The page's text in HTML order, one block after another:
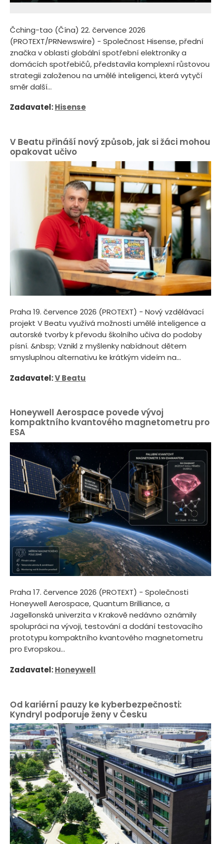
Čching-tao (Čína) 22. července 2026
(PROTEXT/PRNewswire) - Společnost Hisense, přední
značka v oblasti globální spotřební elektroniky a
domácích spotřebičů, představila komplexní růstovou
strategii založenou na umělé inteligenci, která vytyčí
směr další...
Zadavatel:Hisense
V Beatu přináší nový způsob, jak si žáci mohou
opakovat učivo
Praha 19. července 2026 (PROTEXT) - Nový vzdělávací
projekt V Beatu využívá možnosti umělé inteligence a
autorské tvorby k převodu školního učiva do podoby
písní. &nbsp; Vznikl z myšlenky nabídnout dětem
smysluplnou alternativu ke krátkým videím na...
Zadavatel:V Beatu
Honeywell Aerospace povede vývoj
kompaktního kvantového magnetometru pro
ESA
Praha 17. července 2026 (PROTEXT) - Společnosti
Honeywell Aerospace, Quantum Brilliance, a
Jagellonská univerzita v Krakově nedávno oznámily
spolupráci na vývoji, testování a dodání testovacího
prototypu kompaktního kvantového magnetometru
pro Evropskou...
Zadavatel:Honeywell
Od kariérní pauzy ke kyberbezpečnosti:
Kyndryl podporuje ženy v Česku